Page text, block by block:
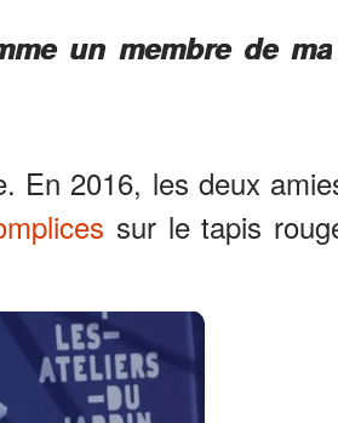
un membre de ma
En 2016, les deux
sur le tapis